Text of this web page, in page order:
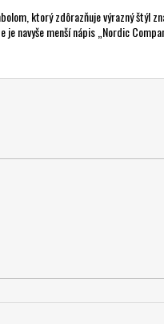
ktorý zdôrazňuje výrazný štýl
navyše menší nápis „Nordic